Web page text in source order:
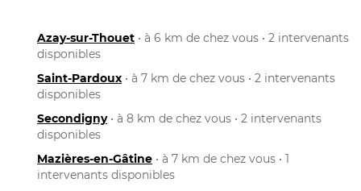
Azay-sur-Thouet • à 6 km de chez vous • 2 intervenants
disponibles
Saint-Pardoux • à 7 km de chez vous • 2 intervenants
disponibles
Secondigny• à 8 km de chez vous • 2 intervenants
disponibles
Mazières-en-Gâtine • à 7 km de chez vous • 1
intervenants disponibles